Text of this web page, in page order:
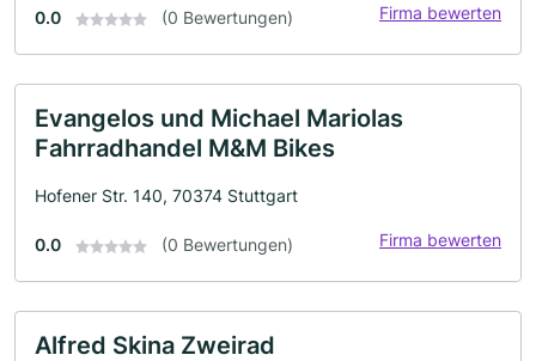
0.0 (0 Bewertungen) Firma bewerten
Evangelos und Michael Mariolas
Fahrradhandel M&M Bikes
Hofener Str. 140, 70374 Stuttgart
0.0 (0 Bewertungen) Firma bewerten
Alfred Skina Zweirad